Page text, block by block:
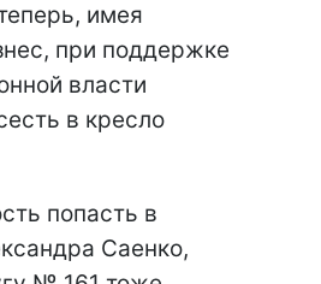
имея
при поддержке
власти
в кресло
попасть в
Саенко,